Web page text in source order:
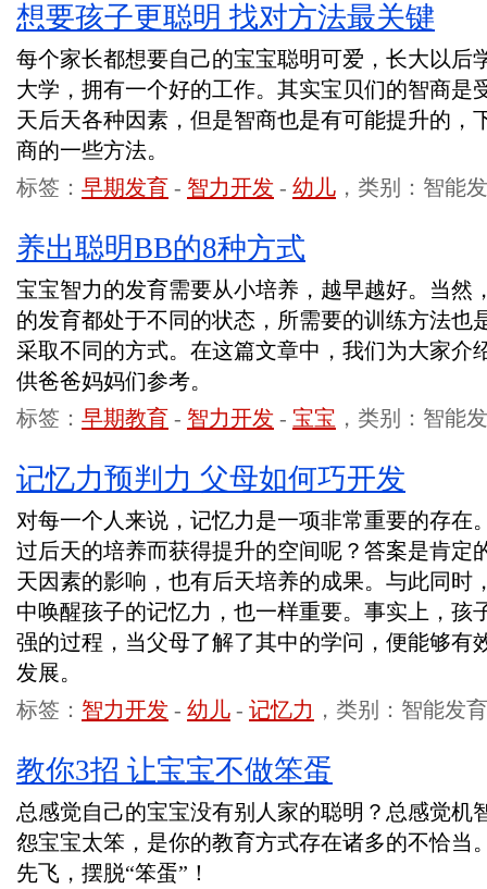
想要孩子更聪明 找对方法最关键
每个家长都想要自己的宝宝聪明可爱，长大以后
大学，拥有一个好的工作。其实宝贝们的智商是
天后天各种因素，但是智商也是有可能提升的，
商的一些方法。
标签： 早期发育 - 智力开发 - 幼儿 ，类别：智能
养出聪明BB的8种方式
宝宝智力的发育需要从小培养，越早越好。当然
的发育都处于不同的状态，所需要的训练方法也
采取不同的方式。在这篇文章中，我们为大家介
供爸爸妈妈们参考。
标签： 早期教育 - 智力开发 - 宝宝 ，类别：智能
记忆力预判力 父母如何巧开发
对每一个人来说，记忆力是一项非常重要的存在
过后天的培养而获得提升的空间呢？答案是肯定
天因素的影响，也有后天培养的成果。与此同时
中唤醒孩子的记忆力，也一样重要。事实上，孩
强的过程，当父母了解了其中的学问，便能够有
发展。
标签： 智力开发 - 幼儿 - 记忆力 ，类别：智能发育
教你3招 让宝宝不做笨蛋
总感觉自己的宝宝没有别人家的聪明？总感觉机
怨宝宝太笨，是你的教育方式存在诸多的不恰当
先飞，摆脱“笨蛋”！